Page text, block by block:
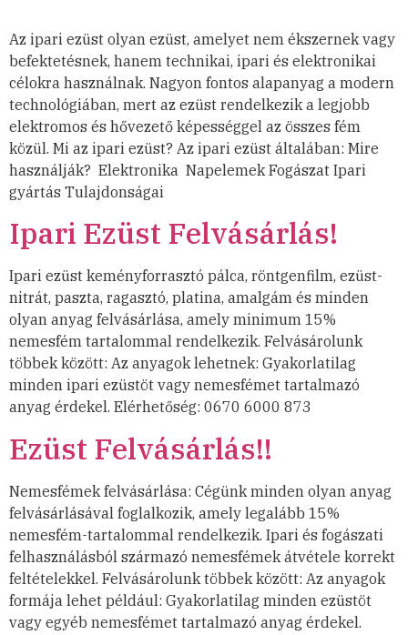
Az ipari ezüst olyan ezüst, amelyet nem ékszernek vagy
befektetésnek, hanem technikai, ipari és elektronikai
célokra használnak. Nagyon fontos alapanyag a modern
technológiában, mert az ezüst rendelkezik a legjobb
elektromos és hővezető képességgel az összes fém
közül. Mi az ipari ezüst? Az ipari ezüst általában: Mire
használják? Elektronika Napelemek Fogászat Ipari
gyártás Tulajdonságai
Ipari Ezüst Felvásárlás!
Ipari ezüst keményforrasztó pálca, röntgenfilm, ezüst-
nitrát, paszta, ragasztó, platina, amalgám és minden
olyan anyag felvásárlása, amely minimum 15%
nemesfém tartalommal rendelkezik. Felvásárolunk
többek között: Az anyagok lehetnek: Gyakorlatilag
minden ipari ezüstöt vagy nemesfémet tartalmazó
anyag érdekel. Elérhetőség: 0670 6000 873
Ezüst Felvásárlás!!
Nemesfémek felvásárlása: Cégünk minden olyan anyag
felvásárlásával foglalkozik, amely legalább 15%
nemesfém-tartalommal rendelkezik. Ipari és fogászati
felhasználásból származó nemesfémek átvétele korrekt
feltételekkel. Felvásárolunk többek között: Az anyagok
formája lehet például: Gyakorlatilag minden ezüstöt
vagy egyéb nemesfémet tartalmazó anyag érdekel.